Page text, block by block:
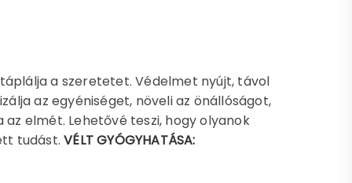
a szeretetet. Védelmet nyújt, távol
az egyéniséget, növeli az önállóságot,
elmét. Lehetővé teszi, hogy olyanok
tudást.VÉLT GYÓGYHATÁSA: